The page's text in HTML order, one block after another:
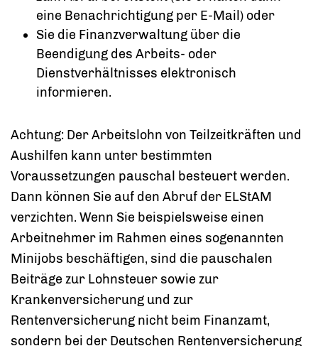
eine Benachrichtigung per E-Mail) oder
Sie die Finanzverwaltung über die
Beendigung des Arbeits- oder
Dienstverhältnisses elektronisch
informieren.
Achtung: Der Arbeitslohn von Teilzeitkräften und
Aushilfen kann unter bestimmten
Voraussetzungen pauschal besteuert werden.
Dann können Sie auf den Abruf der ELStAM
verzichten. Wenn Sie beispielsweise einen
Arbeitnehmer im Rahmen eines sogenannten
Minijobs beschäftigen, sind die pauschalen
Beiträge zur Lohnsteuer sowie zur
Krankenversicherung und zur
Rentenversicherung nicht beim Finanzamt,
sondern bei der Deutschen Rentenversicherung